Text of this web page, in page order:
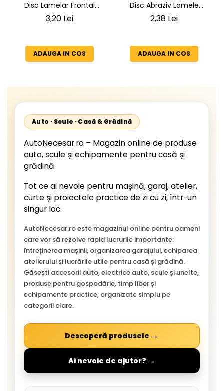
Disc Lamelar Frontal
125mm, Granulatie P40,
Viteza Maxima 13300 RPM,
pentru Slefuire Otel, Inox,
3,20 Lei
ADAUGA IN COS
Disc Abraziv Lamele
(Evantai) 125mm,
2,38 Lei
ADAUGA IN COS
Auto · Scule · Casă & Grădină
AutoNecesar.ro – Magazin online de produse
auto, scule și echipamente pentru casă și
grădină
Tot ce ai nevoie pentru mașină, garaj, atelier,
curte și proiectele practice de zi cu zi, într-un
singur loc.
AutoNecesar.ro este magazinul online pentru oameni
care vor să rezolve rapid lucrurile importante:
întreținerea mașinii, organizarea garajului, echiparea
atelierului și lucrările utile pentru casă și grădină.
Găsești accesorii auto, electrice auto, scule și unelte,
produse pentru gospodărie, timp liber și
echipamente practice, organizate simplu pe
categorii clare.
Descoperă produsele →
Ai nevoie de ajutor? →